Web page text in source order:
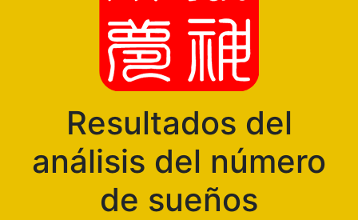
Resultados del
análisis del número
de sueños